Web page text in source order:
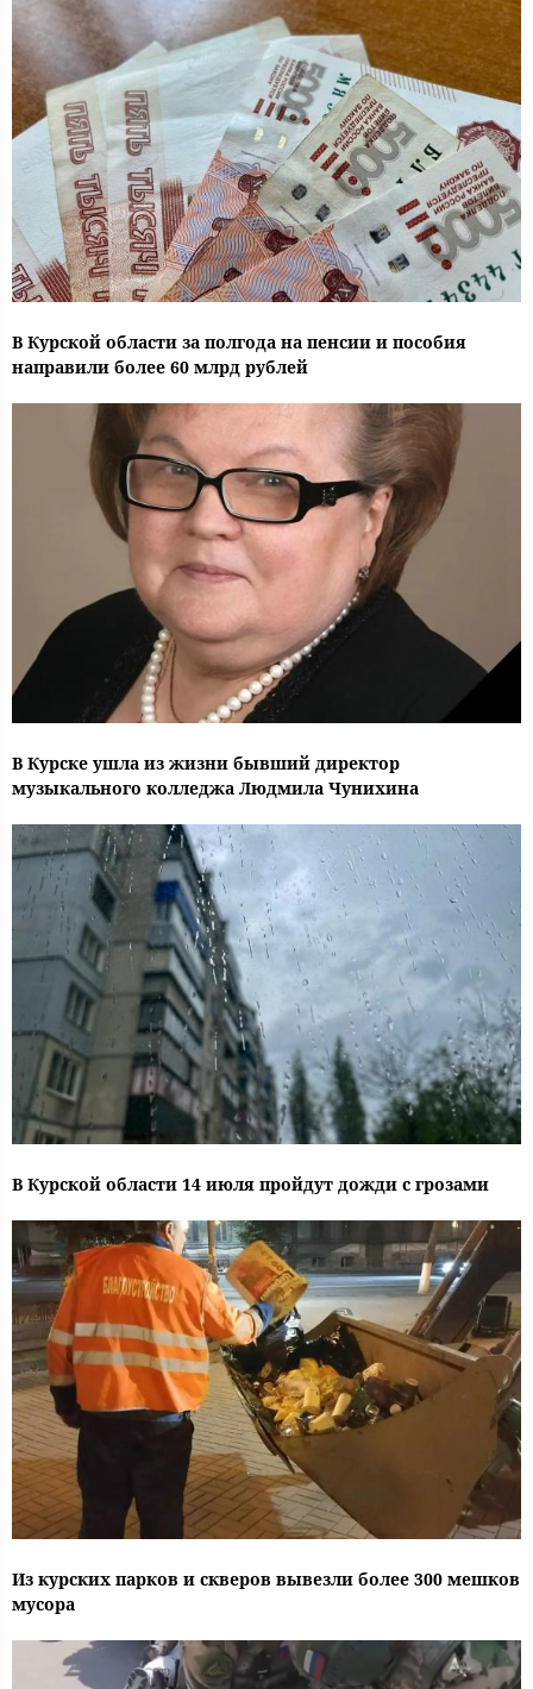
В Курской области за полгода на пенсии и пособия
направили более 60 млрд рублей
В Курске ушла из жизни бывший директор
музыкального колледжа Людмила Чунихина
В Курской области 14 июля пройдут дожди с грозами
Из курских парков и скверов вывезли более 300 мешков
мусора